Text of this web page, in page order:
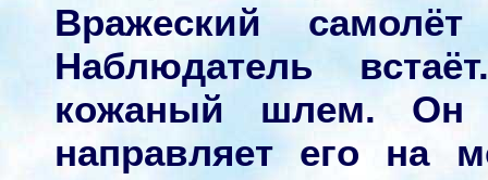
Вражеский
Наблюдатель
кожаный шлем. Он
направляет его на